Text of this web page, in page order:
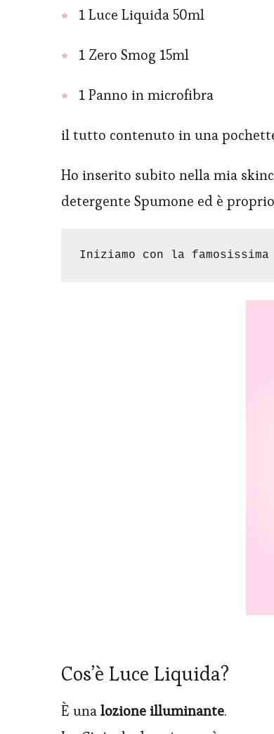
1 Luce Liquida 50ml
1 Zero Smog 15ml
1 Panno in microfibra
il tutto contenuto in una
Ho inserito subito nella mia
detergente Spumone ed è
Iniziamo con la famosissima
Cos’è Luce Liquida?
È unalozione illuminante.